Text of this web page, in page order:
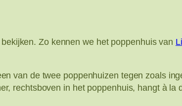
Zo kennen we het poppenhuis van
van de twee poppenhuizen tegen zoals
rechtsboven in het poppenhuis, hangt à la